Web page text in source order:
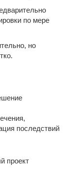
по мере
но
последствий